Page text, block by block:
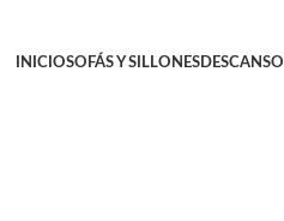
INICIOSOFÁS Y SILLONESDESCANSO